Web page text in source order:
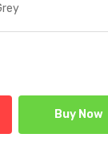
Buy Now